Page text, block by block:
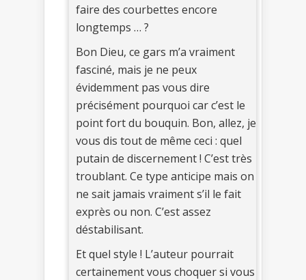
faire des courbettes encore
longtemps … ?
Bon Dieu, ce gars m’a vraiment
fasciné, mais je ne peux
évidemment pas vous dire
précisément pourquoi car c’est le
point fort du bouquin. Bon, allez, je
vous dis tout de même ceci : quel
putain de discernement ! C’est très
troublant. Ce type anticipe mais on
ne sait jamais vraiment s’il le fait
exprès ou non. C’est assez
déstabilisant.
Et quel style ! L’auteur pourrait
certainement vous choquer si vous